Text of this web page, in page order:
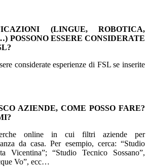
(LINGUE, ROBOTICA,
POSSONO ESSERE CONSIDERATE
considerate esperienze di FSL se inserite
AZIENDE, COME POSSO FARE?
online in cui filtri aziende per
da casa. Per esempio, cerca: “Studio
Vicentina”; “Studio Tecnico Sossano”,
Vo”, ecc…